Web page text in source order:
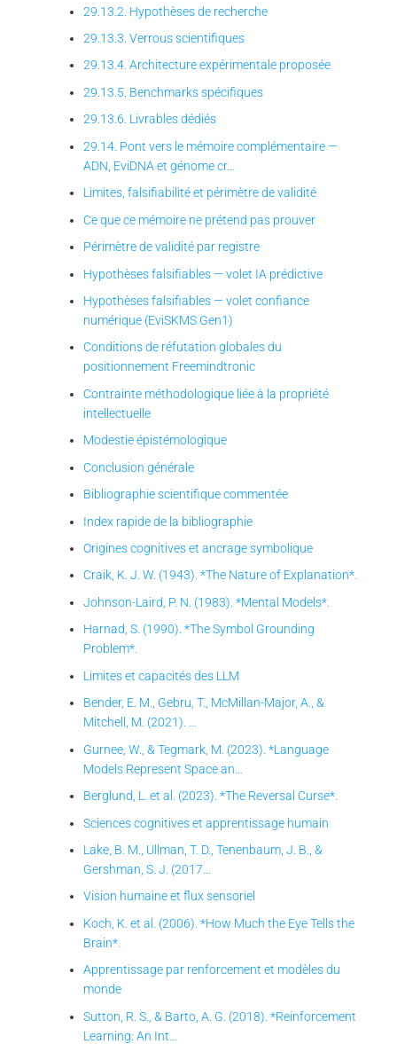
29.13.2. Hypothèses de recherche
29.13.3. Verrous scientifiques
29.13.4. Architecture expérimentale proposée
29.13.5. Benchmarks spécifiques
29.13.6. Livrables dédiés
29.14. Pont vers le mémoire complémentaire —
ADN, EviDNA et génome cr…
Limites, falsifiabilité et périmètre de validité
Ce que ce mémoire ne prétend pas prouver
Périmètre de validité par registre
Hypothèses falsifiables — volet IA prédictive
Hypothèses falsifiables — volet confiance
numérique (EviSKMS Gen1)
Conditions de réfutation globales du
positionnement Freemindtronic
Contrainte méthodologique liée à la propriété
intellectuelle
Modestie épistémologique
Conclusion générale
Bibliographie scientifique commentée
Index rapide de la bibliographie
Origines cognitives et ancrage symbolique
Craik, K. J. W. (1943). *The Nature of Explanation*.
Johnson-Laird, P. N. (1983). *Mental Models*.
Harnad, S. (1990). *The Symbol Grounding
Problem*.
Limites et capacités des LLM
Bender, E. M., Gebru, T., McMillan-Major, A., &
Mitchell, M. (2021). …
Gurnee, W., & Tegmark, M. (2023). *Language
Models Represent Space an…
Berglund, L. et al. (2023). *The Reversal Curse*.
Sciences cognitives et apprentissage humain
Lake, B. M., Ullman, T. D., Tenenbaum, J. B., &
Gershman, S. J. (2017…
Vision humaine et flux sensoriel
Koch, K. et al. (2006). *How Much the Eye Tells the
Brain*.
Apprentissage par renforcement et modèles du
monde
Sutton, R. S., & Barto, A. G. (2018). *Reinforcement
Learning: An Int…